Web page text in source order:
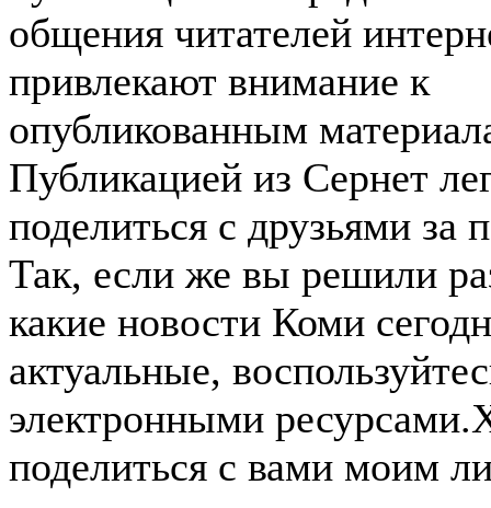
общения читателей
привлекают внимание к
опубликованным
Публикацией из Сернет
поделиться с друзьями за
Так, если же вы решили
какие новости Коми
актуальные,
электронными
поделиться с вами моим